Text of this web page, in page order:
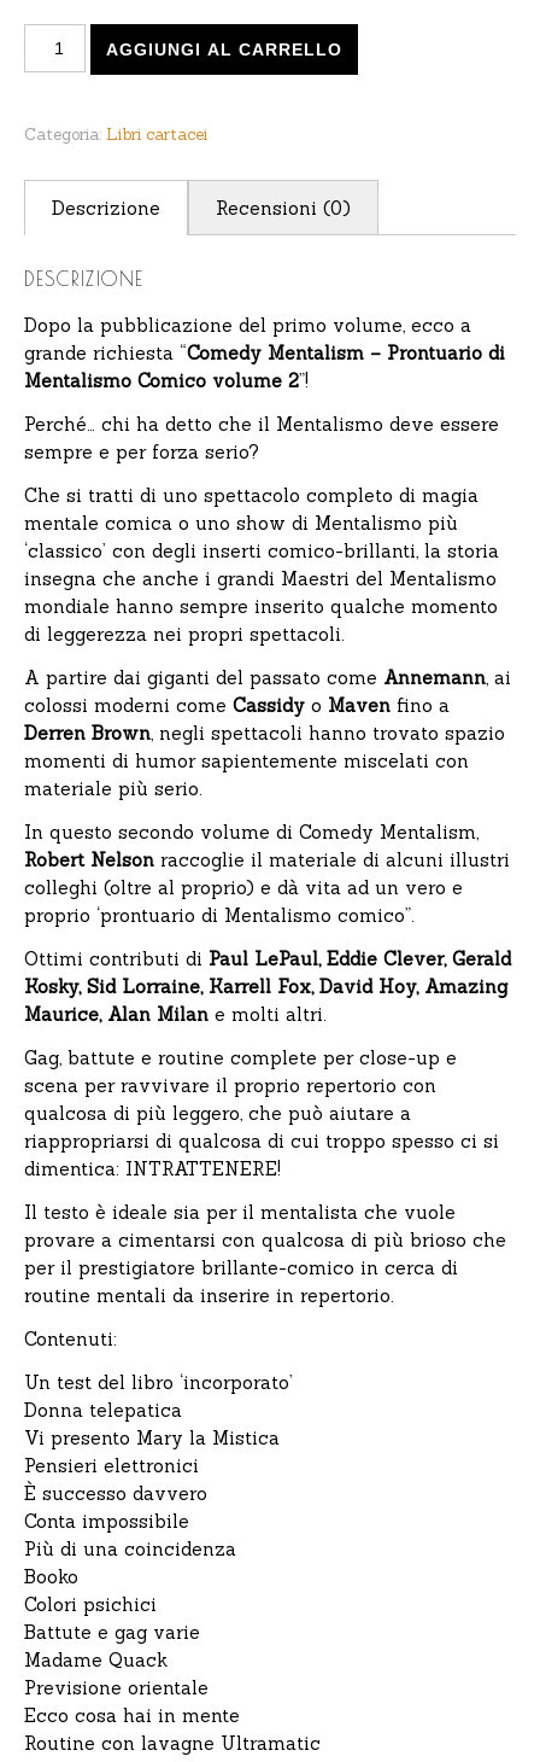
Robert Nelson - Comedy Mentalism vol. 2 (Prontuario
AGGIUNGI AL CARRELLO
Categoria: Libri cartacei
Descrizione Recensioni (0)
DESCRIZIONE
Dopo la pubblicazione del primo volume, ecco a
grande richiesta “Comedy Mentalism – Prontuario di
Mentalismo Comico volume 2”!
Perché… chi ha detto che il Mentalismo deve essere
sempre e per forza serio?
Che si tratti di uno spettacolo completo di magia
mentale comica o uno show di Mentalismo più
‘classico’ con degli inserti comico-brillanti, la storia
insegna che anche i grandi Maestri del Mentalismo
mondiale hanno sempre inserito qualche momento
di leggerezza nei propri spettacoli.
A partire dai giganti del passato come Annemann, ai
colossi moderni come Cassidy o Maven fino a
Derren Brown, negli spettacoli hanno trovato spazio
momenti di humor sapientemente miscelati con
materiale più serio.
In questo secondo volume di Comedy Mentalism,
Robert Nelson raccoglie il materiale di alcuni illustri
colleghi (oltre al proprio) e dà vita ad un vero e
proprio ‘prontuario di Mentalismo comico”.
Ottimi contributi di Paul LePaul, Eddie Clever, Gerald
Kosky, Sid Lorraine, Karrell Fox, David Hoy, Amazing
Maurice, Alan Milan e molti altri.
Gag, battute e routine complete per close-up e
scena per ravvivare il proprio repertorio con
qualcosa di più leggero, che può aiutare a
riappropriarsi di qualcosa di cui troppo spesso ci si
dimentica: INTRATTENERE!
Il testo è ideale sia per il mentalista che vuole
provare a cimentarsi con qualcosa di più brioso che
per il prestigiatore brillante-comico in cerca di
routine mentali da inserire in repertorio.
Contenuti:
Un test del libro ‘incorporato’
Donna telepatica
Vi presento Mary la Mistica
Pensieri elettronici
È successo davvero
Conta impossibile
Più di una coincidenza
Booko
Colori psichici
Battute e gag varie
Madame Quack
Previsione orientale
Ecco cosa hai in mente
Routine con lavagne Ultramatic